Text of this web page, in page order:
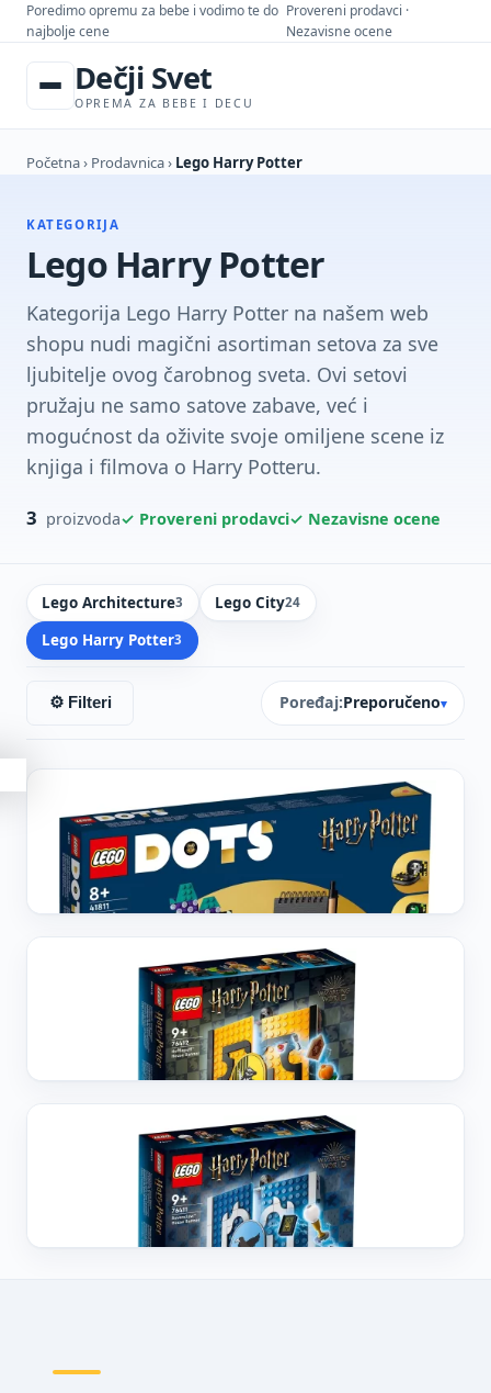
Poredimo opremu za bebe i vodimo te do
najbolje cene
Provereni prodavci ·
Nezavisne ocene
Dečji Svet
OPREMA ZA BEBE I DECU
Početna› Prodavnica› Lego Harry Potter
KATEGORIJA
Lego Harry Potter
Kategorija Lego Harry Potter na našem web
shopu nudi magični asortiman setova za sve
ljubitelje ovog čarobnog sveta. Ovi setovi
pružaju ne samo satove zabave, već i
mogućnost da oživite svoje omiljene scene iz
knjiga i filmova o Harry Potteru.
3 proizvoda✓ Provereni prodavci✓ Nezavisne ocene
Lego Architecture3 Lego City24
Lego Harry Potter3
⚙ Filteri Poređaj:Preporučeno▾
Lego Hogwarts komplet za radni sto
5.390 din Vidi cenu ↗
LEGO HARRY POTTER
Lego Zastava Kuće HufflePuff
LEGO HARRY POTTER
Lego Zastava Kuće Ravenclaw